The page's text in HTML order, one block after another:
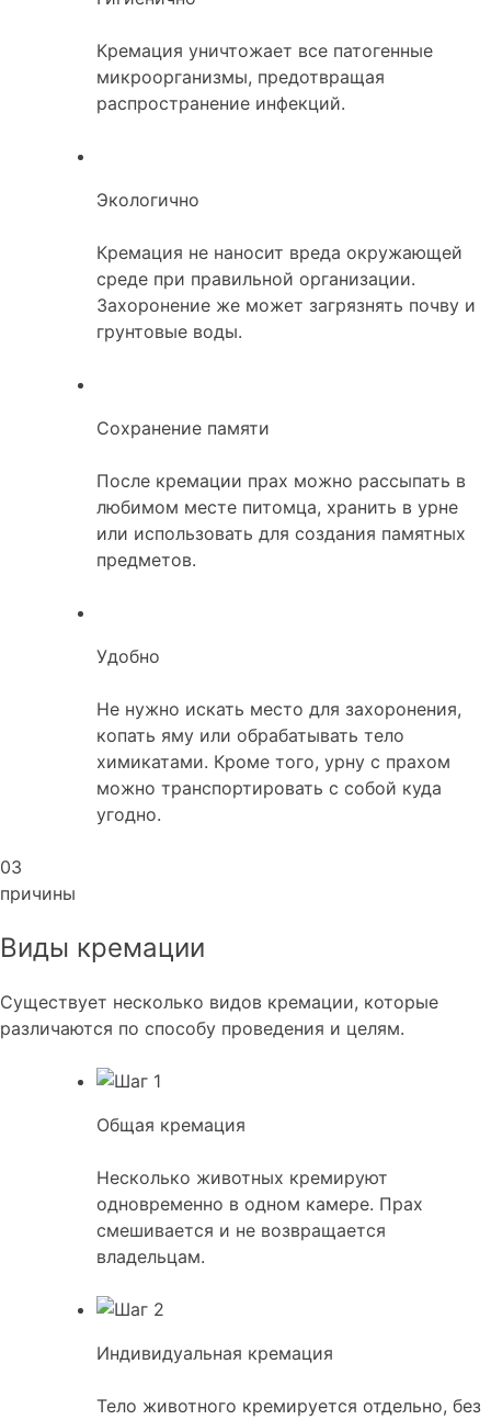
Кремация уничтожает все патогенные
микроорганизмы, предотвращая
распространение инфекций.
Экологично
Кремация не наносит вреда окружающей
среде при правильной организации.
Захоронение же может загрязнять почву и
грунтовые воды.
Сохранение памяти
После кремации прах можно рассыпать в
любимом месте питомца, хранить в урне
или использовать для создания памятных
предметов.
Удобно
Не нужно искать место для захоронения,
копать яму или обрабатывать тело
химикатами. Кроме того, урну с прахом
можно транспортировать с собой куда
угодно.
03
причины
Виды кремации
Существует несколько видов кремации, которые
различаются по способу проведения и целям.
Общая кремация
Несколько животных кремируют
одновременно в одном камере. Прах
смешивается и не возвращается
владельцам.
Индивидуальная кремация
Тело животного кремируется отдельно, без